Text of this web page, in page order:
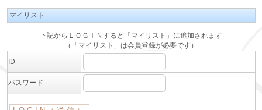
マイリスト
下記からＬＯＧＩＮすると「マイリスト」に追加されます
（「マイリスト」は会員登録が必要です）
ID
パスワード